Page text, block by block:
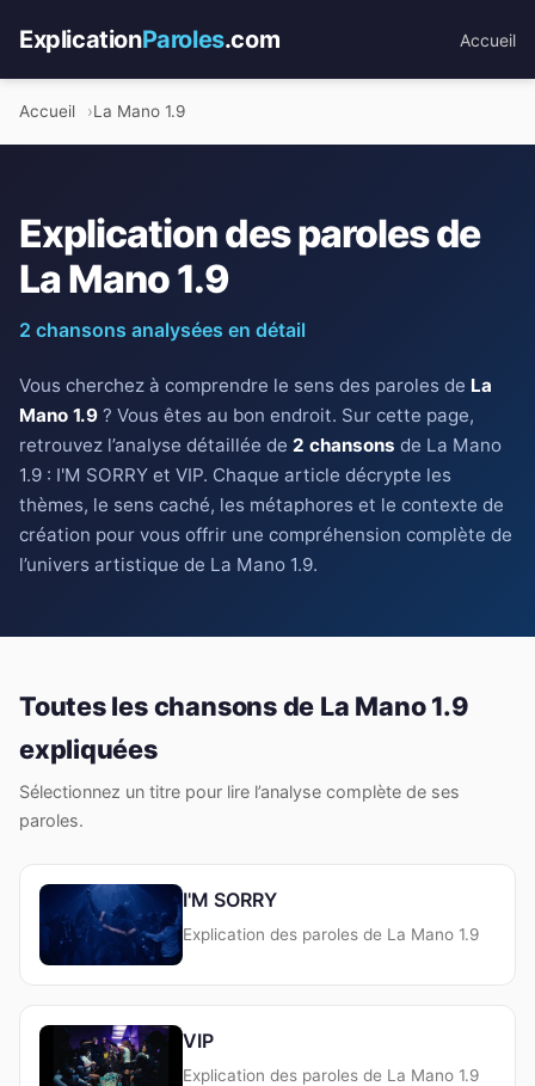
ExplicationParoles.com Accueil
Accueil La Mano 1.9
Explication des paroles de
La Mano 1.9
2 chansons analysées en détail
Vous cherchez à comprendre le sens des paroles de La
Mano 1.9 ? Vous êtes au bon endroit. Sur cette page,
retrouvez l’analyse détaillée de 2 chansons de La Mano
1.9 : I'M SORRY et VIP. Chaque article décrypte les
thèmes, le sens caché, les métaphores et le contexte de
création pour vous offrir une compréhension complète de
l’univers artistique de La Mano 1.9.
Toutes les chansons de La Mano 1.9
expliquées
Sélectionnez un titre pour lire l’analyse complète de ses
paroles.
I'M SORRY
Explication des paroles de La Mano 1.9
VIP
Explication des paroles de La Mano 1.9